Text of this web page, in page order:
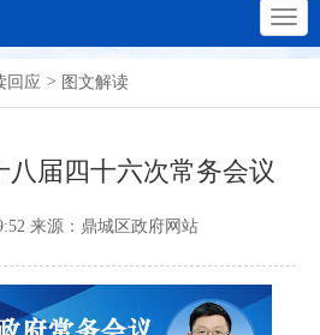
回应 > 图文解读
八届四十六次常务会议
来源：鼎城区政府网站